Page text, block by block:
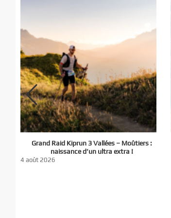
Grand Raid Kiprun 3 Vallées – Moûtiers :
naissance d’un ultra extra !
4 août 2026